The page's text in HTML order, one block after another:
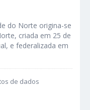
do Norte origina-se
criada em 25 de
e federalizada em
de dados